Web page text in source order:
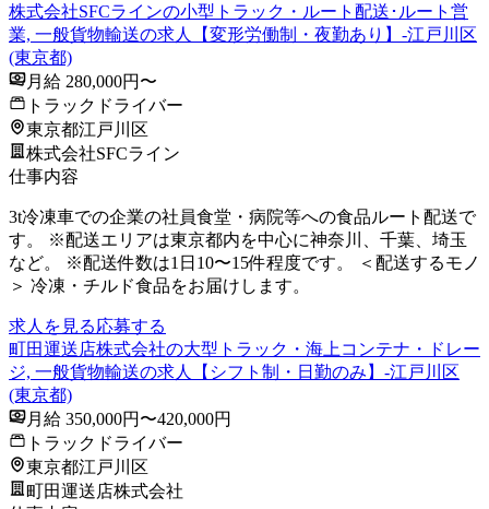
株式会社SFCラインの小型トラック・ルート配送･ルート営
業, 一般貨物輸送の求人【変形労働制・夜勤あり】-江戸川区
(東京都)
月給 280,000円〜
トラックドライバー
東京都江戸川区
株式会社SFCライン
仕事内容
3t冷凍車での企業の社員食堂・病院等への食品ルート配送で
す。 ※配送エリアは東京都内を中心に神奈川、千葉、埼玉
など。 ※配送件数は1日10〜15件程度です。 ＜配送するモノ
＞ 冷凍・チルド食品をお届けします。
求人を見る応募する
町田運送店株式会社の大型トラック・海上コンテナ・ドレー
ジ, 一般貨物輸送の求人【シフト制・日勤のみ】-江戸川区
(東京都)
月給 350,000円〜420,000円
トラックドライバー
東京都江戸川区
町田運送店株式会社